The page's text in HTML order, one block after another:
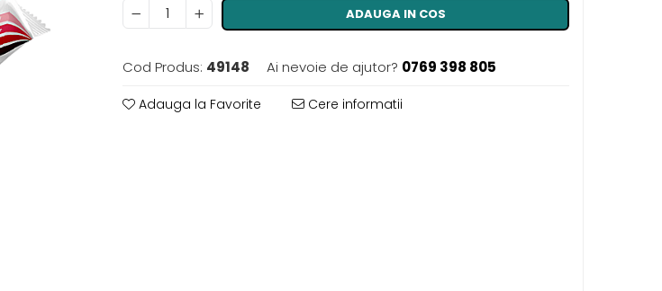
ADAUGA IN COS
Cod Produs: 49148 Ai nevoie de ajutor? 0769 398 805
Adauga la Favorite Cere informatii